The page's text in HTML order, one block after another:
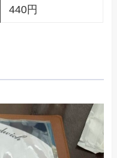
440円